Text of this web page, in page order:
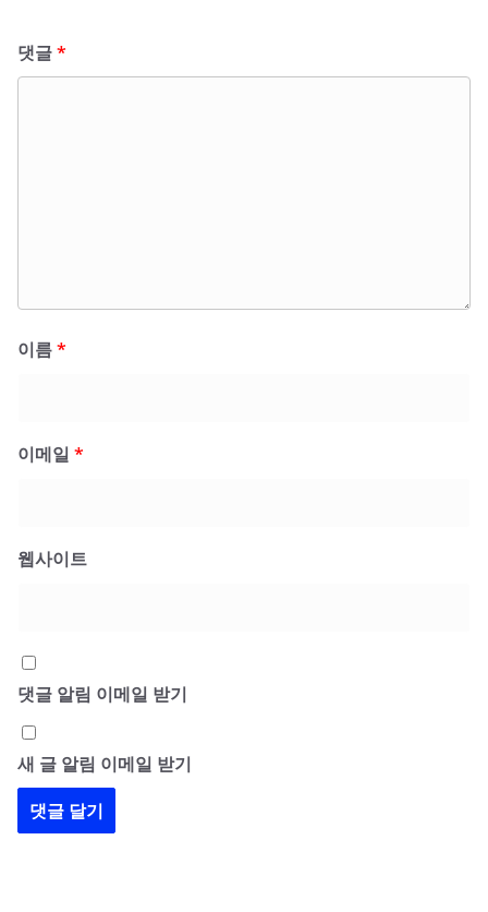
댓글*
이름*
이메일 *
웹사이트
댓글 알림 이메일 받기
새 글 알림 이메일 받기